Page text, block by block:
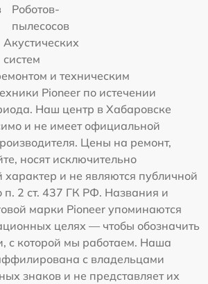
Роботов-
пылесосов
Акустических
систем
и техническим
Pioneer по истечении
Наш центр в Хабаровске
и не имеет официальной
Цены на ремонт,
носят исключительно
и не являются публичной
п. 2 ст. 437 ГК РФ. Названия и
марки Pioneer упоминаются
целях — чтобы обозначить
с которой мы работаем. Наша
с владельцами
знаков и не представляет их